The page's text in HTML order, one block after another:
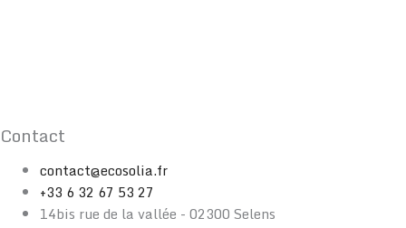
Contact
contact@ecosolia.fr
+33 6 32 67 53 27
14bis rue de la vallée - 02300 Selens